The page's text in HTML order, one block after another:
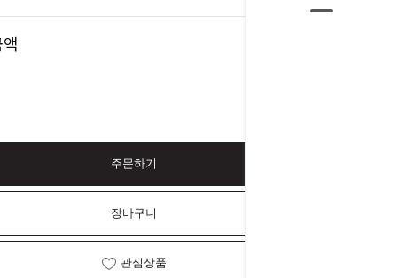
주문하기
장바구니
관심상품